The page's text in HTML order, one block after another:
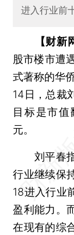
进入行业前
【财新
股市楼市遭
式著称的华
14日，总裁
目标是市值
元。
刘平春指
行业继续保
18进入行业
盈利能力。
在现有的综